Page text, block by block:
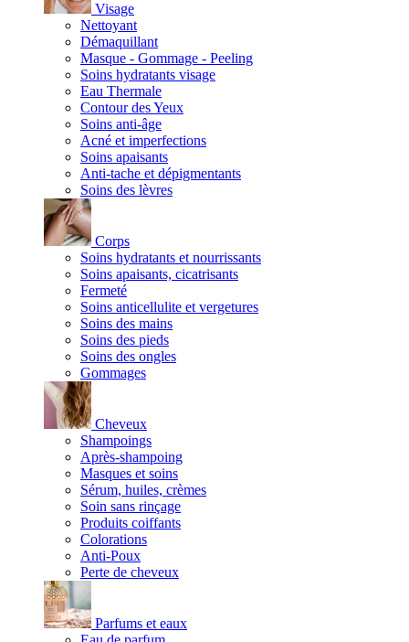
Visage
Nettoyant
Démaquillant
Masque - Gommage - Peeling
Soins hydratants visage
Eau Thermale
Contour des Yeux
Soins anti-âge
Acné et imperfections
Soins apaisants
Anti-tache et dépigmentants
Soins des lèvres
Corps
Soins hydratants et nourrissants
Soins apaisants, cicatrisants
Fermeté
Soins anticellulite et vergetures
Soins des mains
Soins des pieds
Soins des ongles
Gommages
Cheveux
Shampoings
Après-shampoing
Masques et soins
Sérum, huiles, crèmes
Soin sans rinçage
Produits coiffants
Colorations
Anti-Poux
Perte de cheveux
Parfums et eaux